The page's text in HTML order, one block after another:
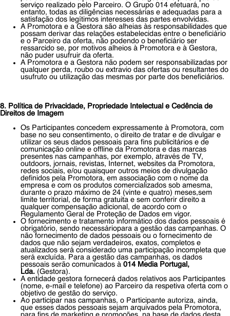
serviço realizado pelo Parceiro. O Grupo 014 efetuará, no
entanto, todas as diligências necessárias e adequadas para a
satisfação dos legítimos interesses das partes envolvidas.
A Promotora e a Gestora são alheias às responsabilidades que
possam derivar das relações estabelecidas entre o beneficiário
e o Parceiro da oferta, não podendo o beneficiário ser
ressarcido se, por motivos alheios à Promotora e à Gestora,
não puder usufruir da oferta.
A Promotora e a Gestora não podem ser responsabilizadas por
qualquer perda, roubo ou extravio das ofertas ou resultantes do
usufruto ou utilização das mesmas por parte dos beneficiários.
8. Política de Privacidade, Propriedade Intelectual e Cedência de
Direitos de Imagem
Os Participantes concedem expressamente à Promotora, com
base no seu consentimento, o direito de tratar e de divulgar e
utilizar os seus dados pessoais para fins publicitários e de
comunicação online e offline da Promotora e das marcas
presentes nas campanhas, por exemplo, através de TV,
outdoors, jornais, revistas, Internet, websites da Promotora,
redes sociais, e/ou quaisquer outros meios de divulgação
definidos pela Promotora, em associação com o nome da
empresa e com os produtos comercializados sob amesma,
durante o prazo máximo de 24 (vinte e quatro) meses,sem
limite territorial, de forma gratuita e sem conferir direito a
qualquer compensação adicional, de acordo com o
Regulamento Geral de Proteção de Dados em vigor.
O fornecimento e tratamento informático dos dados pessoais é
obrigatório, sendo necessáriopara a gestão das campanhas. O
não fornecimento de dados pessoais ou o fornecimento de
dados que não sejam verdadeiros, exatos, completos e
atualizados será considerado uma participação incompleta que
será excluída. Para a gestão das campanhas, os dados
pessoais serão comunicados à 014 Media Portugal,
Lda. (Gestora).
A entidade gestora fornecerá dados relativos aos Participantes
(nome, e-mail e telefone) ao Parceiro da respetiva oferta com o
objetivo de gestão do serviço.
Ao participar nas campanhas, o Participante autoriza, ainda,
que esses dados pessoais sejam arquivados pela Promotora,